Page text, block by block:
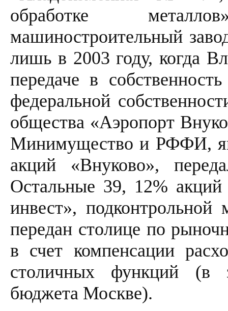
обработке
машиностроительный
лишь в 2003 году, когда
передаче в
федеральной
общества «Аэропорт
Минимущество и РФФИ,
акций «Внуково»,
Остальные 39, 12%
инвест», подконтрольной
передан столице по
в счет компенсации
столичных функций (в
бюджета Москве).